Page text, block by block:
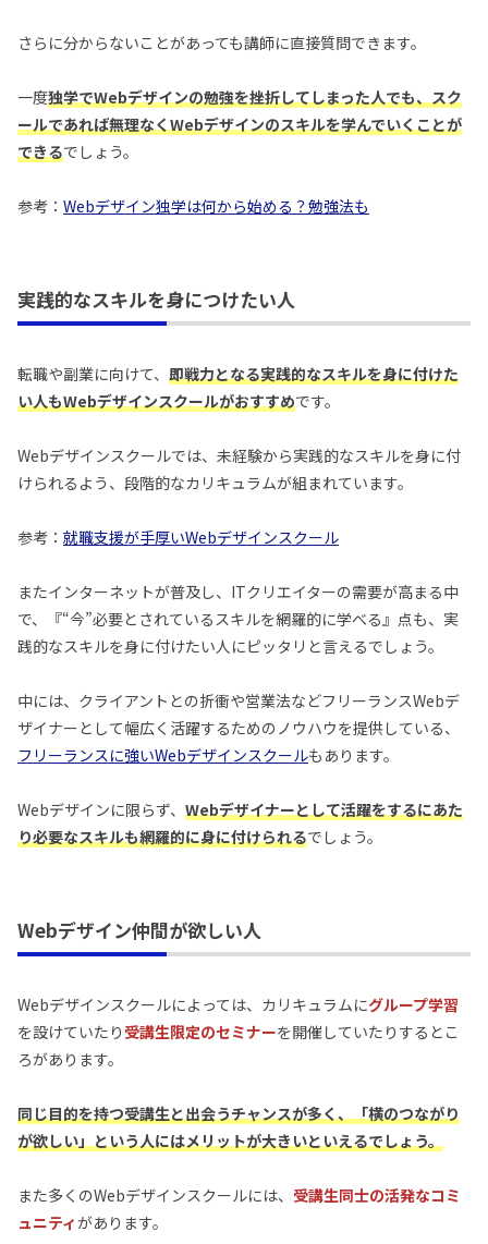
さらに分からないことがあっても講師に直接質問できます。
一度独学でWebデザインの勉強を挫折してしまった人でも、スク
ールであれば無理なくWebデザインのスキルを学んでいくことが
できるでしょう。
参考： Webデザイン独学は何から始める？勉強法も
実践的なスキルを身につけたい人
転職や副業に向けて、 即戦力となる実践的なスキルを身に付けた
い人もWebデザインスクールがおすすめです。
Webデザインスクールでは、未経験から実践的なスキルを身に付
けられるよう、段階的なカリキュラムが組まれています。
参考： 就職支援が手厚いWebデザインスクール
またインターネットが普及し、ITクリエイターの需要が高まる中
で、『“今”必要とされているスキルを網羅的に学べる』点も、実
践的なスキルを身に付けたい人にピッタリと言えるでしょう。
中には、クライアントとの折衝や営業法などフリーランスWebデ
ザイナーとして幅広く活躍するためのノウハウを提供している、
フリーランスに強いWebデザインスクールもあります。
Webデザインに限らず、 Webデザイナーとして活躍をするにあた
り必要なスキルも網羅的に身に付けられるでしょう。
Webデザイン仲間が欲しい人
Webデザインスクールによっては、カリキュラムにグループ学習
を設けていたり 受講生限定のセミナーを開催していたりするとこ
ろがあります。
同じ目的を持つ受講生と出会うチャンスが多く、「横のつながり
が欲しい」という人にはメリットが大きいといえるでしょう。
また多くのWebデザインスクールには、 受講生同士の活発なコミ
ュニティがあります。